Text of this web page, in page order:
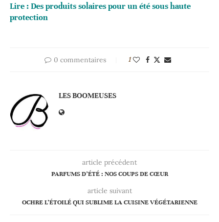
Lire : Des produits solaires pour un été sous haute
protection
0 commentaires 1
LES BOOMEUSES
article précédent
PARFUMS D’ÉTÉ : NOS COUPS DE CŒUR
article suivant
OCHRE L’ÉTOILÉ QUI SUBLIME LA CUISINE VÉGÉTARIENNE